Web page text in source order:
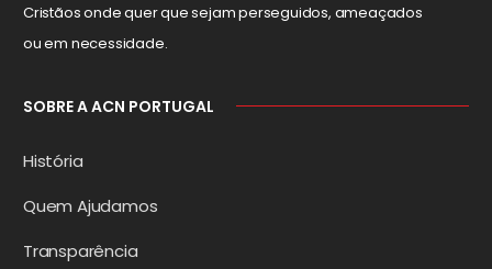
Cristãos onde quer que sejam perseguidos, ameaçados
ou em necessidade.
SOBRE A ACN PORTUGAL
História
Quem Ajudamos
Transparência